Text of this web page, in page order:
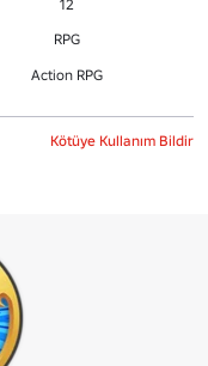
12
RPG
Action RPG
Kötüye Kullanım Bildir